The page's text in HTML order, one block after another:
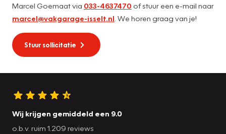
Marcel Goemaat via 033-4637470 of stuur een e-mail naar
marcel@vakgarage-isselt.nl . We horen graag van je!
Stuur sollicitatie
Wij krijgen gemiddeld een 9.0
o.b.v. ruim 1.209 reviews